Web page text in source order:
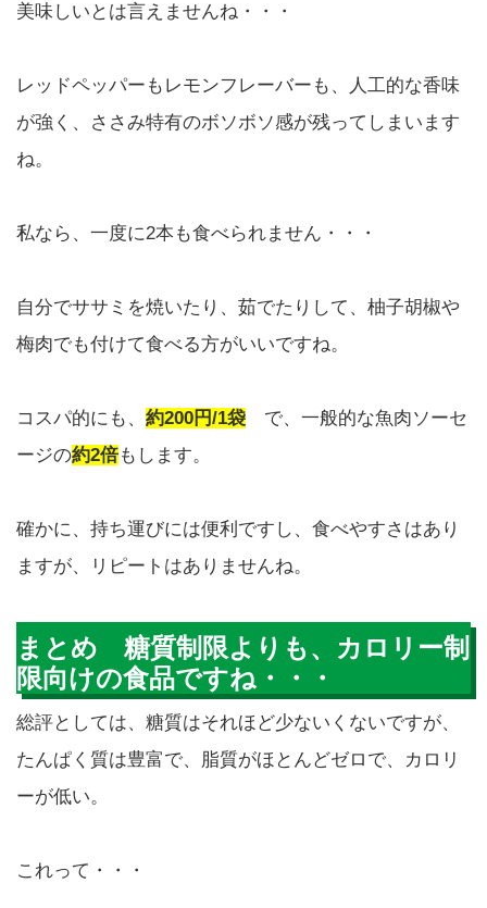
美味しいとは言えませんね・・・
レッドペッパーもレモンフレーバーも、人工的な香味
が強く、ささみ特有のボソボソ感が残ってしまいます
ね。
私なら、一度に2本も食べられません・・・
自分でササミを焼いたり、茹でたりして、柚子胡椒や
梅肉でも付けて食べる方がいいですね。
コスパ的にも、 約200円/1袋 で、一般的な魚肉ソーセ
ージの約2倍もします。
確かに、持ち運びには便利ですし、食べやすさはあり
ますが、リピートはありませんね。
まとめ 糖質制限よりも、カロリー制
限向けの食品ですね・・・
総評としては、糖質はそれほど少ないくないですが、
たんぱく質は豊富で、脂質がほとんどゼロで、カロリ
ーが低い。
これって・・・